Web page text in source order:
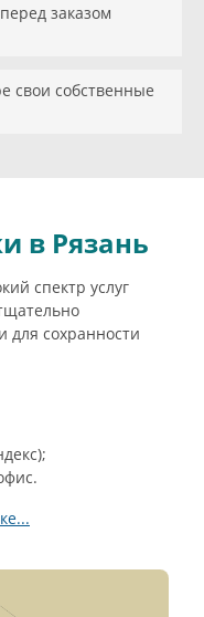
заказом
свои собственные
в Рязань
спектр услуг
для сохранности